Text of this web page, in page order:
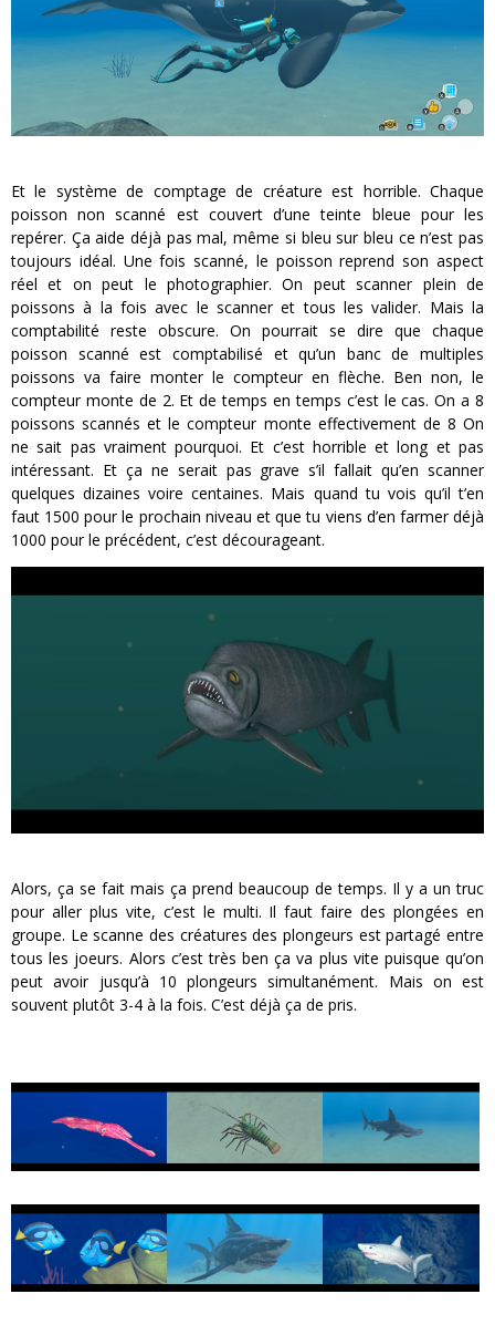
Et le système de comptage de créature est horrible. Chaque
poisson non scanné est couvert d’une teinte bleue pour les
repérer. Ça aide déjà pas mal, même si bleu sur bleu ce n’est pas
toujours idéal. Une fois scanné, le poisson reprend son aspect
réel et on peut le photographier. On peut scanner plein de
poissons à la fois avec le scanner et tous les valider. Mais la
comptabilité reste obscure. On pourrait se dire que chaque
poisson scanné est comptabilisé et qu’un banc de multiples
poissons va faire monter le compteur en flèche. Ben non, le
compteur monte de 2. Et de temps en temps c’est le cas. On a 8
poissons scannés et le compteur monte effectivement de 8 On
ne sait pas vraiment pourquoi. Et c’est horrible et long et pas
intéressant. Et ça ne serait pas grave s’il fallait qu’en scanner
quelques dizaines voire centaines. Mais quand tu vois qu’il t’en
faut 1500 pour le prochain niveau et que tu viens d’en farmer déjà
1000 pour le précédent, c’est décourageant.
Alors, ça se fait mais ça prend beaucoup de temps. Il y a un truc
pour aller plus vite, c’est le multi. Il faut faire des plongées en
groupe. Le scanne des créatures des plongeurs est partagé entre
tous les joeurs. Alors c’est très ben ça va plus vite puisque qu’on
peut avoir jusqu’à 10 plongeurs simultanément. Mais on est
souvent plutôt 3-4 à la fois. C’est déjà ça de pris.